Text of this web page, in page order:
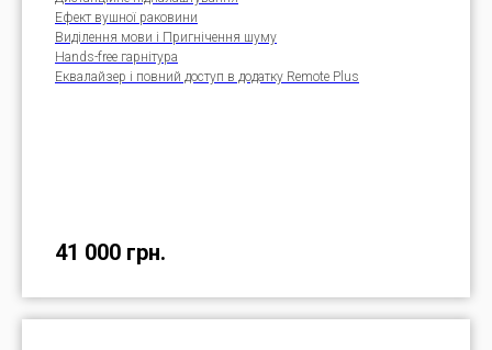
Ефект вушної раковини
Виділення мови і Пригнічення шуму
Hands-free гарнітура
Еквалайзер і повний доступ в додатку Remote Plus
41 000 грн.